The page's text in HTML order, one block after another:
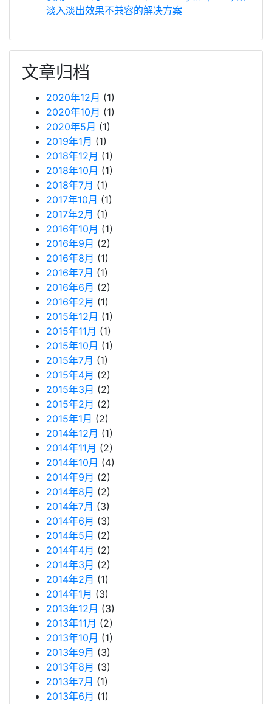
淡入淡出效果不兼容的解决方案
文章归档
2020年12月 (1)
2020年10月 (1)
2020年5月 (1)
2019年1月 (1)
2018年12月 (1)
2018年10月 (1)
2018年7月 (1)
2017年10月 (1)
2017年2月 (1)
2016年10月 (1)
2016年9月 (2)
2016年8月 (1)
2016年7月 (1)
2016年6月 (2)
2016年2月 (1)
2015年12月 (1)
2015年11月 (1)
2015年10月 (1)
2015年7月 (1)
2015年4月 (2)
2015年3月 (2)
2015年2月 (2)
2015年1月 (2)
2014年12月 (1)
2014年11月 (2)
2014年10月 (4)
2014年9月 (2)
2014年8月 (2)
2014年7月 (3)
2014年6月 (3)
2014年5月 (2)
2014年4月 (2)
2014年3月 (2)
2014年2月 (1)
2014年1月 (3)
2013年12月 (3)
2013年11月 (2)
2013年10月 (1)
2013年9月 (3)
2013年8月 (3)
2013年7月 (1)
2013年6月 (1)